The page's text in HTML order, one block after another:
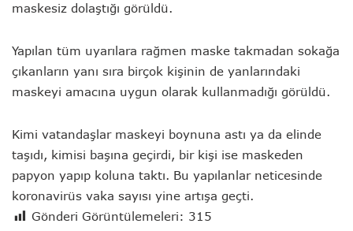
maskesiz dolaştığı görüldü.
Yapılan tüm uyarılara rağmen maske takmadan sokağa
çıkanların yanı sıra birçok kişinin de yanlarındaki
maskeyi amacına uygun olarak kullanmadığı görüldü.
Kimi vatandaşlar maskeyi boynuna astı ya da elinde
taşıdı, kimisi başına geçirdi, bir kişi ise maskeden
papyon yapıp koluna taktı. Bu yapılanlar neticesinde
koronavirüs vaka sayısı yine artışa geçti.
Gönderi Görüntülemeleri: 315